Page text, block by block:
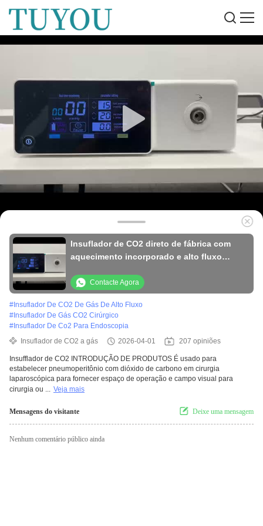
Insuflador de CO2 direto de fábrica com
aquecimento incorporado e alto fluxo
tela sensível ao toque a cores de 7
polegadas
Contacte Agora
# Insuflador De CO2 De Gás De Alto Fluxo
# Insuflador De Gás CO2 Cirúrgico
# Insuflador De Co2 Para Endoscopia
Insuflador de CO2 a gás
2026-04-01 207 opiniões
Insufflador de CO2 INTRODUÇÃO DE PRODUTOS É usado para
estabelecer pneumoperitônio com dióxido de carbono em cirurgia
laparoscópica para fornecer espaço de operação e campo visual para
cirurgia ou ... Veja mais
Mensagens do visitante Deixe uma mensagem
Nenhum comentário público ainda